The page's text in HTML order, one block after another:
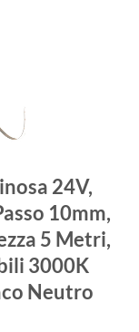
24V,
10mm,
5 Metri,
3000K
Neutro